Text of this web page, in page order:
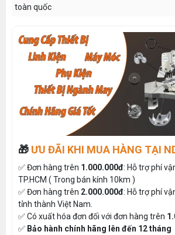
toàn quốc
🎁 ƯU ĐÃI KHI MUA HÀNG TẠI
✅ Đơn hàng trên 1.000.000đ: Hỗ trợ phí
TP.HCM ( Trong bán kính 10km )
✅ Đơn hàng trên 2.000.000đ: Hỗ trợ phí
tỉnh thành Việt Nam.
✅ Có xuất hóa đơn đối với đơn hàng trên
✅ Bảo hành chính hãng lên đến 12 tháng